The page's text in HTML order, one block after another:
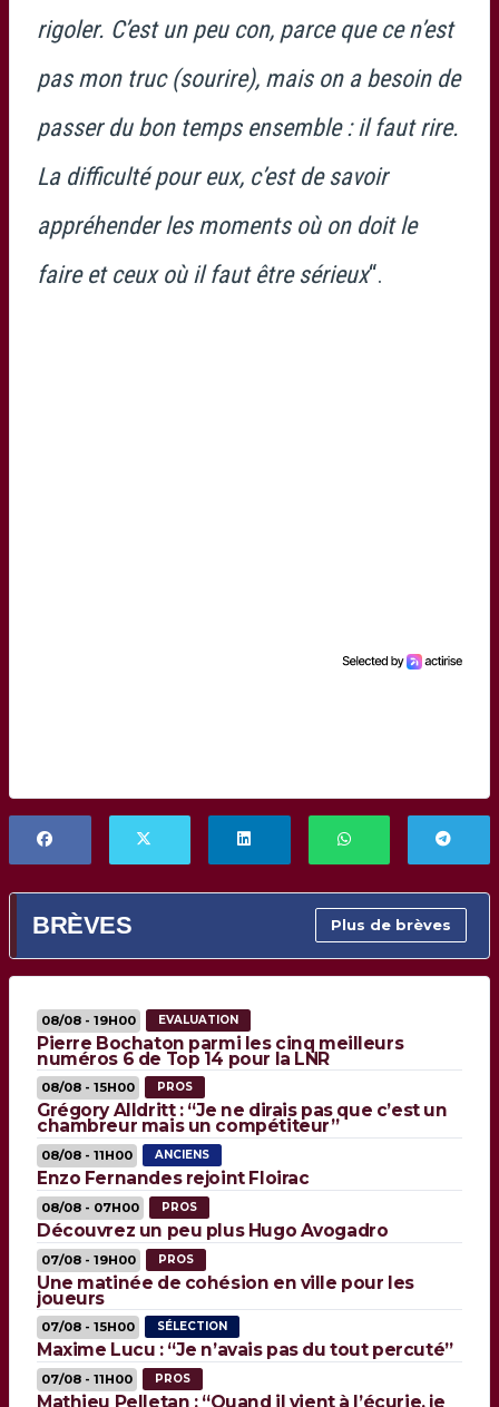
rigoler. C’est un peu con, parce que ce n’est
pas mon truc (sourire), mais on a besoin de
passer du bon temps ensemble : il faut rire.
La difficulté pour eux, c’est de savoir
appréhender les moments où on doit le
faire et ceux où il faut être sérieux“.
BRÈVES Plus de brèves
08/08 - 19H00 EVALUATION
Pierre Bochaton parmi les cinq meilleurs
numéros 6 de Top 14 pour la LNR
08/08 - 15H00 PROS
Grégory Alldritt : “Je ne dirais pas que c’est un
chambreur mais un compétiteur”
08/08 - 11H00 ANCIENS
Enzo Fernandes rejoint Floirac
08/08 - 07H00 PROS
Découvrez un peu plus Hugo Avogadro
07/08 - 19H00 PROS
Une matinée de cohésion en ville pour les
joueurs
07/08 - 15H00 SÉLECTION
Maxime Lucu : “Je n’avais pas du tout percuté”
07/08 - 11H00 PROS
Mathieu Pelletan : “Quand il vient à l’écurie, je